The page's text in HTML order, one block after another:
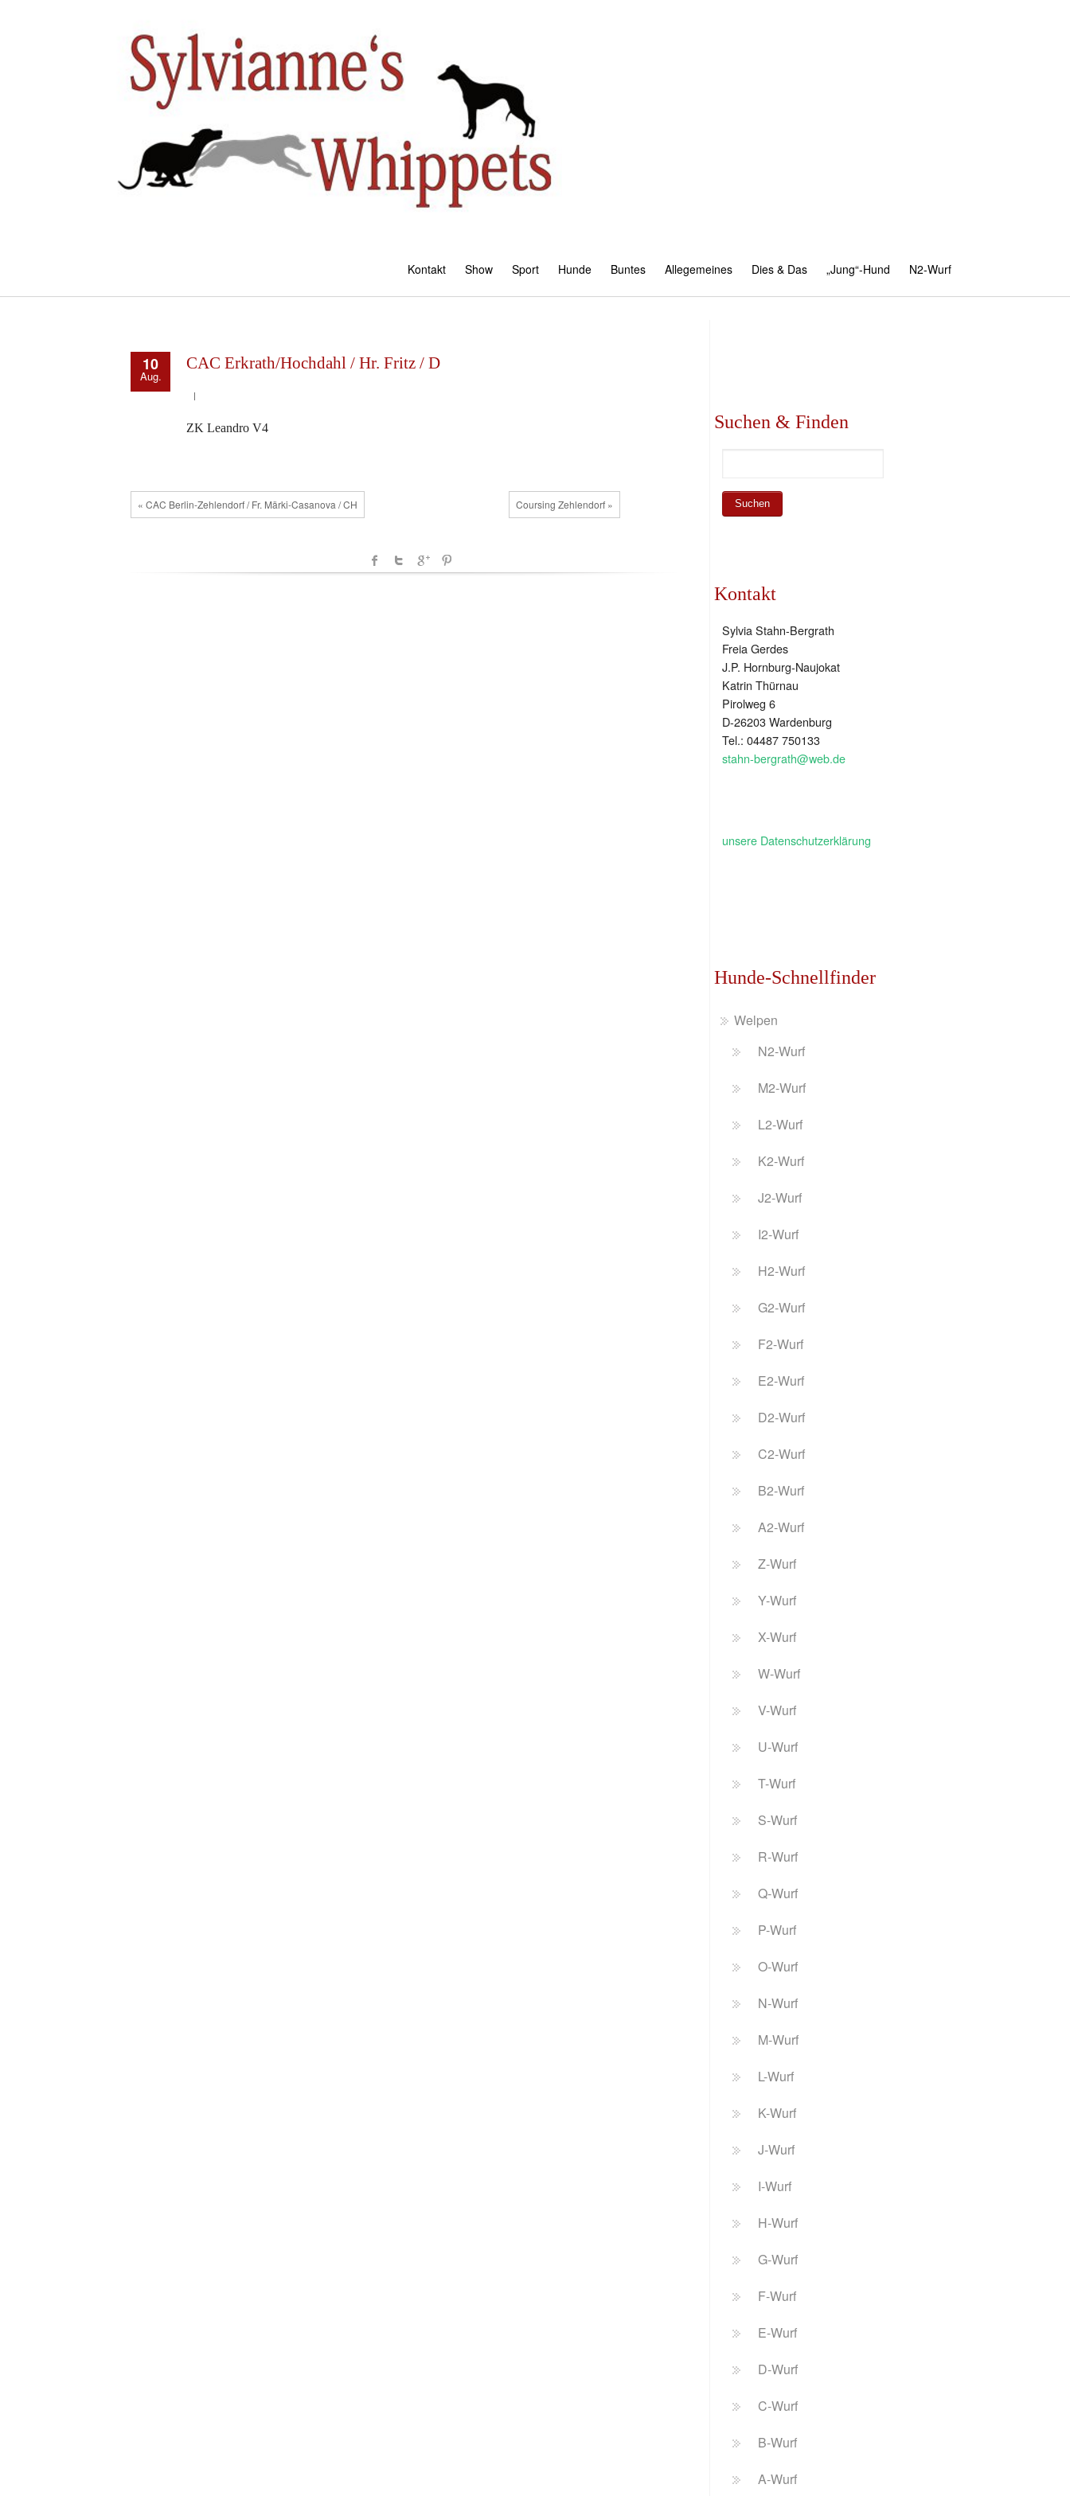
Kontakt Show Sport Hunde Buntes Allegemeines Dies & Das „Jung“-Hund N2-Wurf
10
Aug.
CAC Erkrath/Hochdahl / Hr. Fritz / D
ZK Leandro V4
« CAC Berlin-Zehlendorf / Fr. Märki-Casanova / CH Coursing Zehlendorf »
Suchen & Finden
Kontakt
Sylvia Stahn-Bergrath
Freia Gerdes
J.P. Hornburg-Naujokat
Katrin Thürnau
Pirolweg 6
D-26203 Wardenburg
Tel.: 04487 750133
stahn-bergrath@web.de
unsere Datenschutzerklärung
Hunde-Schnellfinder
Welpen
N2-Wurf
M2-Wurf
L2-Wurf
K2-Wurf
J2-Wurf
I2-Wurf
H2-Wurf
G2-Wurf
F2-Wurf
E2-Wurf
D2-Wurf
C2-Wurf
B2-Wurf
A2-Wurf
Z-Wurf
Y-Wurf
X-Wurf
W-Wurf
V-Wurf
U-Wurf
T-Wurf
S-Wurf
R-Wurf
Q-Wurf
P-Wurf
O-Wurf
N-Wurf
M-Wurf
L-Wurf
K-Wurf
J-Wurf
I-Wurf
H-Wurf
G-Wurf
F-Wurf
E-Wurf
D-Wurf
C-Wurf
B-Wurf
A-Wurf